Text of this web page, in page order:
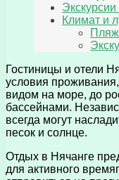
Климат и
Гостиницы и отели
условия
видом на море, до
бассейнами.
всегда могут
песок и солнце.
Отдых в Нячанге
для активного